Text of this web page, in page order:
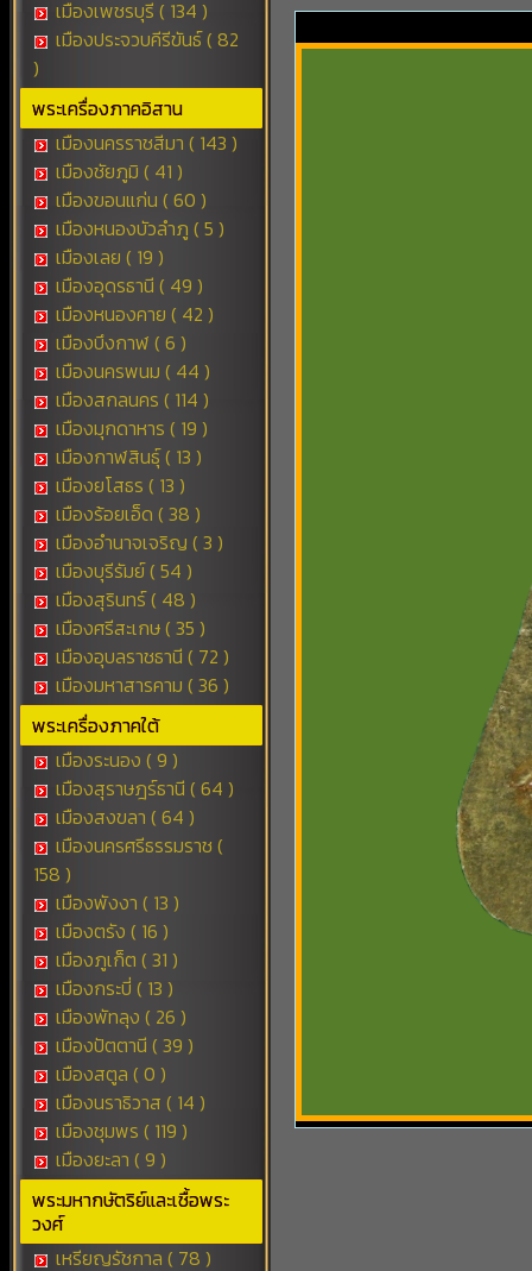
เมืองเพชรบุรี ( 134 )
เมืองประจวบคีรีขันธ์ ( 82
)
พระเครื่องภาคอิสาน
เมืองนครราชสีมา ( 143 )
เมืองชัยภูมิ ( 41 )
เมืองขอนแก่น ( 60 )
เมืองหนองบัวลำภู ( 5 )
เมืองเลย ( 19 )
เมืองอุดรธานี ( 49 )
เมืองหนองคาย ( 42 )
เมืองบึงกาฬ ( 6 )
เมืองนครพนม ( 44 )
เมืองสกลนคร ( 114 )
เมืองมุกดาหาร ( 19 )
เมืองกาฬสินธุ์ ( 13 )
เมืองยโสธร ( 13 )
เมืองร้อยเอ็ด ( 38 )
เมืองอำนาจเจริญ ( 3 )
เมืองบุรีรัมย์ ( 54 )
เมืองสุรินทร์ ( 48 )
เมืองศรีสะเกษ ( 35 )
เมืองอุบลราชธานี ( 72 )
เมืองมหาสารคาม ( 36 )
พระเครื่องภาคใต้
เมืองระนอง ( 9 )
เมืองสุราษฎร์ธานี ( 64 )
เมืองสงขลา ( 64 )
เมืองนครศรีธรรมราช (
158 )
เมืองพังงา ( 13 )
เมืองตรัง ( 16 )
เมืองภูเก็ต ( 31 )
เมืองกระบี่ ( 13 )
เมืองพัทลุง ( 26 )
เมืองปัตตานี ( 39 )
เมืองสตูล ( 0 )
เมืองนราธิวาส ( 14 )
เมืองชุมพร ( 119 )
เมืองยะลา ( 9 )
พระมหากษัตริย์และเชื้อพระ
วงศ์
เหรียญรัชกาล ( 78 )